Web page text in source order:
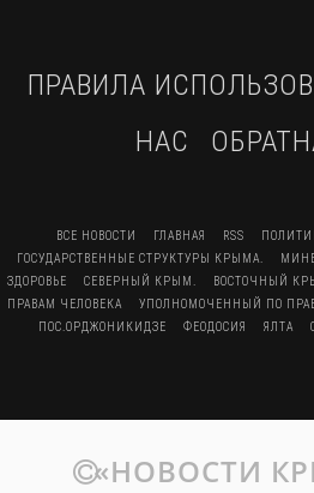
ПРАВИЛА
НАС
ВСЕ НОВОСТИ ГЛАВНАЯ RSS
ГОСУДАРСТВЕННЫЕ СТРУКТУРЫ КРЫМА.
ЗДОРОВЬЕ
СЕВЕРНЫЙ КРЫМ. ВОСТОЧНЫЙ
ПРАВАМ ЧЕЛОВЕКА
УПОЛНОМОЧЕННЫЙ ПО
ПОС.ОРДЖОНИКИДЗЕ
ФЕОДОСИЯ ЯЛТА
«НОВОСТИ